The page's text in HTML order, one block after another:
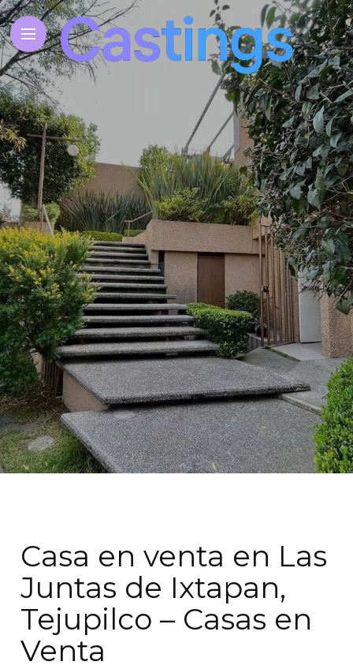
Casa en venta en Las
Juntas de Ixtapan,
Tejupilco – Casas en
Venta